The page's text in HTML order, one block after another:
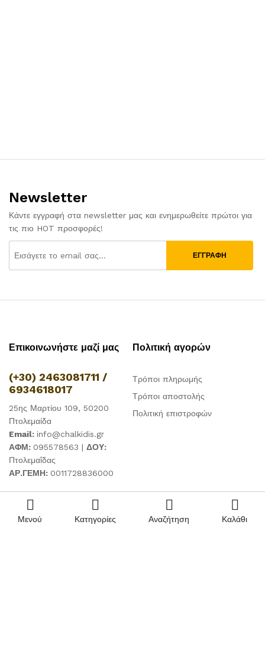
Μενού Κατηγορίες Αναζήτηση Καλάθι
Newsletter
Κάντε εγγραφή στα newsletter μας και ενημερωθείτε πρώτοι για
τις πιο HOT προσφορές!
ΕΓΓΡΑΦΗ
Επικοινωνήστε μαζί μας
(+30) 2463081711 /
6934618017
25ης Μαρτίου 109, 50200
Πτολεμαίδα
Email: info@chalkidis.gr
ΑΦΜ: 095578563 | ΔΟΥ:
Πτολεμαΐδας
ΑΡ.ΓΕΜΗ: 0011728836000
Πολιτική αγορών
Τρόποι πληρωμής
Τρόποι αποστολής
Πολιτική επιστροφών